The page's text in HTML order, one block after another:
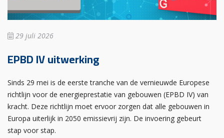
29 juli 2026
EPBD IV uitwerking
Sinds 29 mei is de eerste tranche van de vernieuwde Europese
richtlijn voor de energieprestatie van gebouwen (EPBD IV) van
kracht. Deze richtlijn moet ervoor zorgen dat alle gebouwen in
Europa uiterlijk in 2050 emissievrij zijn. De invoering gebeurt
stap voor stap.